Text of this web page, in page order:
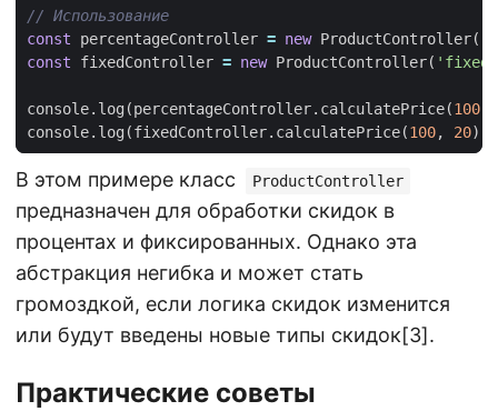
const
percentageController = new ProductController(
const
fixedController = new ProductController( 'fixed'
console. log (percentageController. calculatePrice(100
console. log (fixedController. calculatePrice(100, 20));
В этом примере класс ProductController
предназначен для обработки скидок в
процентах и фиксированных. Однако эта
абстракция негибка и может стать
громоздкой, если логика скидок изменится
или будут введены новые типы скидок[3].
Практические советы